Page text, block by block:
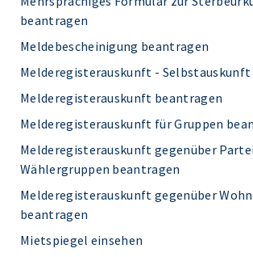
beantragen
Meldebescheinigung beantragen
Melderegisterauskunft -
Melderegisterauskunft beantragen
Melderegisterauskunft für Gruppen
Melderegisterauskunft gegenüber
Wählergruppen beantragen
Melderegisterauskunft gegenüber
beantragen
Mietspiegel einsehen